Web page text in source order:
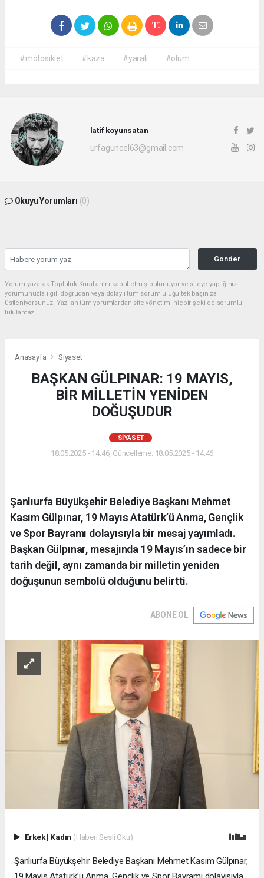
#motosiklet #kaza #yaralı #ölüm
latif koyunsatan
urfaguncel63@gmail.com
Okuyu Yorumları (0)
Gonder
Yorum yazarak Topluluk Kuralları’nı kabul etmiş bulunuyor ve siteye yaptığınız
yorumunuzla ilgili doğrudan veya dolaylı tüm sorumluluğu tek başınıza
üstleniyorsunuz. Yazılan tüm yorumlardan site yönetimi hiçbir şekilde sorumlu
tutulamaz.
Anasayfa Siyaset
BAŞKAN GÜLPINAR: 19 MAYIS,
BİR MİLLETİN YENİDEN
DOĞUŞUDUR
SIYASET
18.05.2025 - 14:46, Güncelleme: 18.05.2025 - 14:46
Şanlıurfa Büyükşehir Belediye Başkanı Mehmet
Kasım Gülpınar, 19 Mayıs Atatürk’ü Anma, Gençlik
ve Spor Bayramı dolayısıyla bir mesaj yayımladı.
Başkan Gülpınar, mesajında 19 Mayıs’ın sadece bir
tarih değil, aynı zamanda bir milletin yeniden
doğuşunun sembolü olduğunu belirtti.
ABONE OL
Erkek| Kadın (Haberi Sesli Oku)
Şanlıurfa Büyükşehir Belediye Başkanı Mehmet Kasım Gülpınar,